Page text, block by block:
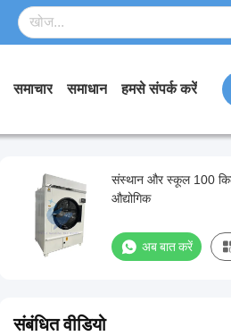
समाचार समाधान हमसे संपर्क करें
संस्थान और स्कूल 100
औद्योगिक
अब बात करें
संबंधित वीडियो